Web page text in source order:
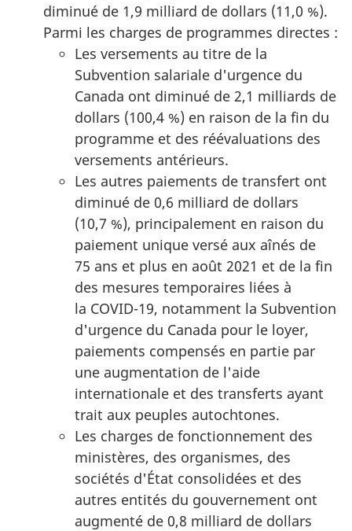
diminué de 1,9 milliard de dollars (11,0 %).
Parmi les charges de programmes directes :
Les versements au titre de la
Subvention salariale d'urgence du
Canada ont diminué de 2,1 milliards de
dollars (100,4 %) en raison de la fin du
programme et des réévaluations des
versements antérieurs.
Les autres paiements de transfert ont
diminué de 0,6 milliard de dollars
(10,7 %), principalement en raison du
paiement unique versé aux aînés de
75 ans et plus en août 2021 et de la fin
des mesures temporaires liées à
la COVID-19, notamment la Subvention
d'urgence du Canada pour le loyer,
paiements compensés en partie par
une augmentation de l'aide
internationale et des transferts ayant
trait aux peuples autochtones.
Les charges de fonctionnement des
ministères, des organismes, des
sociétés d'État consolidées et des
autres entités du gouvernement ont
augmenté de 0,8 milliard de dollars